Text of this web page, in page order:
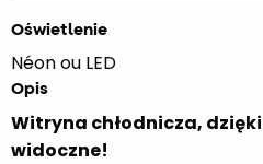
Oświetlenie
Néon ou LED
Opis
Witryna chłodnicza,
widoczne!